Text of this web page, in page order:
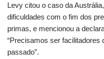
Levy citou o caso da
dificuldades com o fim dos
primas, e mencionou a
“Precisamos ser facilitadores
passado”.